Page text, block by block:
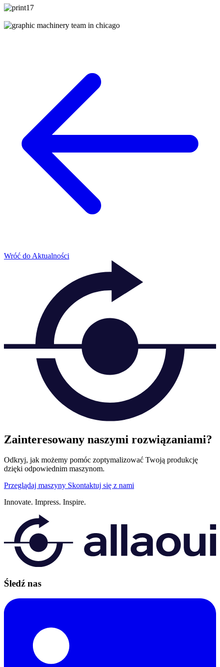
Wróć do Aktualności
Zainteresowany naszymi rozwiązaniami?
Odkryj, jak możemy pomóc zoptymalizować Twoją produkcję
dzięki odpowiednim maszynom.
Przeglądaj maszyny Skontaktuj się z nami
Innovate. Impress. Inspire.
Śledź nas